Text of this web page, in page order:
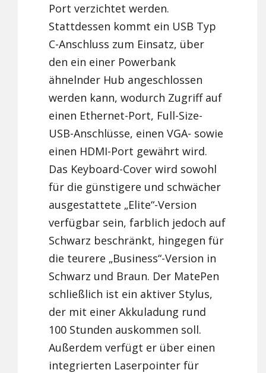
Port verzichtet werden.
Stattdessen kommt ein USB Typ
C-Anschluss zum Einsatz, über
den ein einer Powerbank
ähnelnder Hub angeschlossen
werden kann, wodurch Zugriff auf
einen Ethernet-Port, Full-Size-
USB-Anschlüsse, einen VGA- sowie
einen HDMI-Port gewährt wird.
Das Keyboard-Cover wird sowohl
für die günstigere und schwächer
ausgestattete „Elite“-Version
verfügbar sein, farblich jedoch auf
Schwarz beschränkt, hingegen für
die teurere „Business“-Version in
Schwarz und Braun. Der MatePen
schließlich ist ein aktiver Stylus,
der mit einer Akkuladung rund
100 Stunden auskommen soll.
Außerdem verfügt er über einen
integrierten Laserpointer für